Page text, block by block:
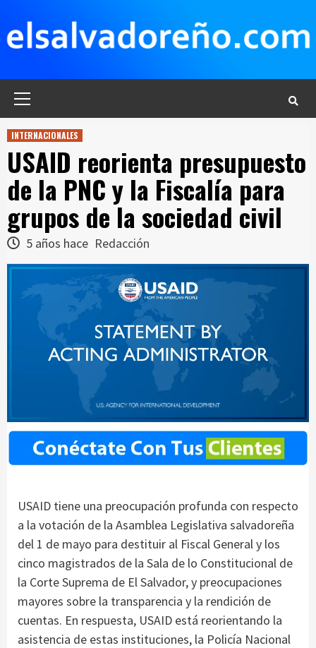
contenido
INTERNACIONALES
USAID reorienta presupuesto
de la PNC y la Fiscalía para
grupos de la sociedad civil
5 años hace Redacción
USAID tiene una preocupación profunda con respecto
a la votación de la Asamblea Legislativa salvadoreña
del 1 de mayo para destituir al Fiscal General y los
cinco magistrados de la Sala de lo Constitucional de
la Corte Suprema de El Salvador, y preocupaciones
mayores sobre la transparencia y la rendición de
cuentas. En respuesta, USAID está reorientando la
asistencia de estas instituciones, la Policía Nacional